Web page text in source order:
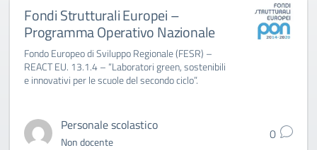
Fondi Strutturali Europei –
Programma Operativo Nazionale
Fondo Europeo di Sviluppo Regionale (FESR) –
REACT EU. 13.1.4 – “Laboratori green, sostenibili
e innovativi per le scuole del secondo ciclo”.
Personale scolastico
Non docente 0